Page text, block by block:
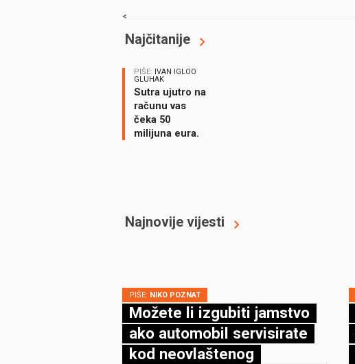
<
Najčitanije
PIŠE: IVAN IGLOO
GLUHAK
Sutra ujutro na
računu vas
čeka 50
milijuna eura.
Najnovije vijesti
PIŠE: NIKO POZNAT
Možete li izgubiti jamstvo
ako automobil servisirate
kod neovlaštenog